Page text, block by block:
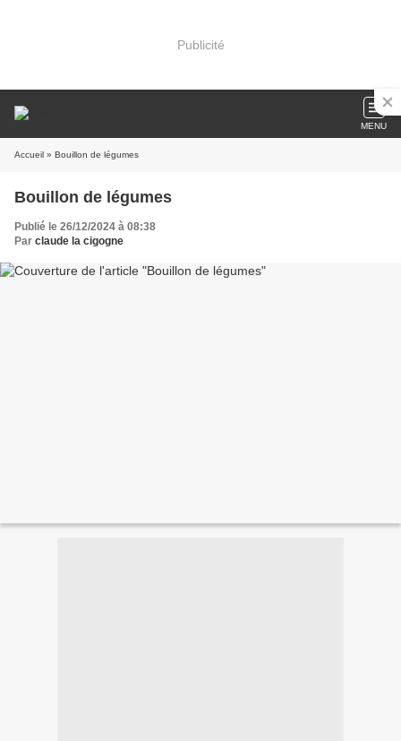
Publicité
MENU
Accueil » Bouillon de légumes
Bouillon de légumes
Publié le 26/12/2024 à 08:38
Par claude la cigogne